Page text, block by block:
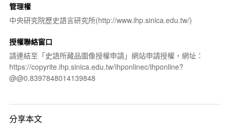
管理權
中央研究院歷史語言研究所(http://www.ihp.sinica.edu.tw/)
授權聯絡窗口
請連結至「史語所藏品圖像授權申請」網站申請授權，網址：
https://copyrite.ihp.sinica.edu.tw/ihponlinec/ihponline?
@@0.8397848014139848
分享本文